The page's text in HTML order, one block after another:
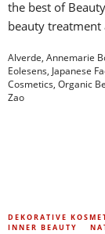
the best of
beauty treatment
Alverde, Annemarie
Eolesens, Japanese
Cosmetics, Organic
Zao
DEKORATIVE
INNER BEAUTY